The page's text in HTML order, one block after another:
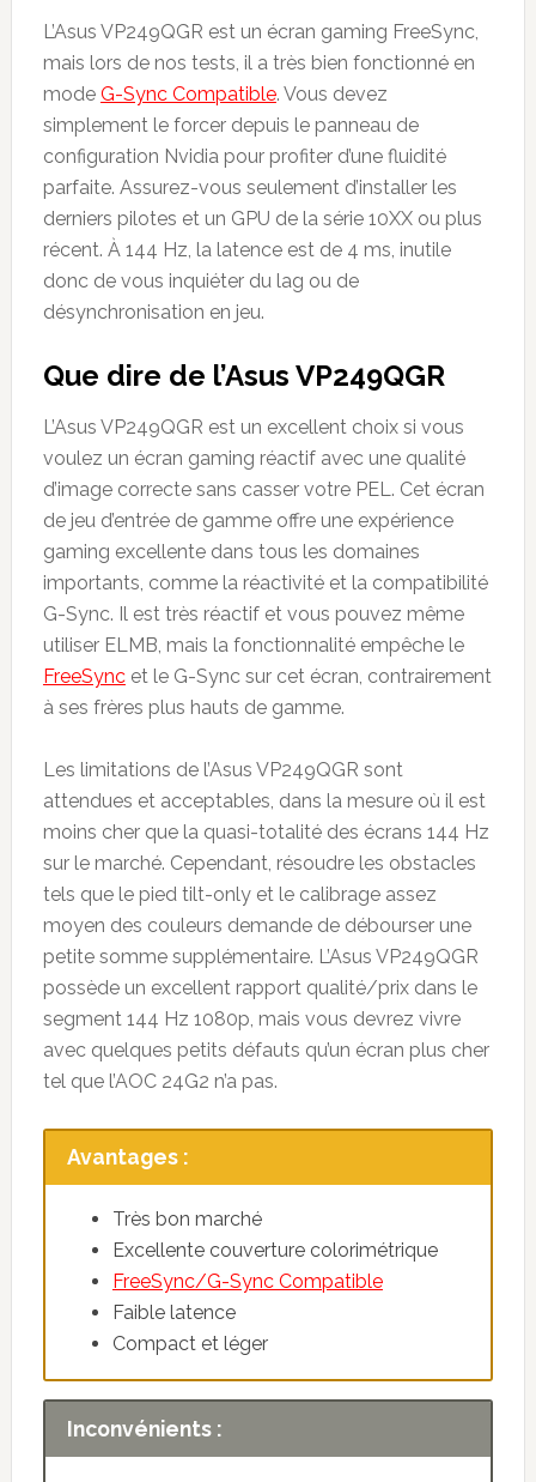
L’Asus VP249QGR est un écran gaming FreeSync,
mais lors de nos tests, il a très bien fonctionné en
mode G-Sync Compatible. Vous devez
simplement le forcer depuis le panneau de
configuration Nvidia pour profiter d’une fluidité
parfaite. Assurez-vous seulement d’installer les
derniers pilotes et un GPU de la série 10XX ou plus
récent. À 144 Hz, la latence est de 4 ms, inutile
donc de vous inquiéter du lag ou de
désynchronisation en jeu.
Que dire de l’Asus VP249QGR
L’Asus VP249QGR est un excellent choix si vous
voulez un écran gaming réactif avec une qualité
d’image correcte sans casser votre PEL. Cet écran
de jeu d’entrée de gamme offre une expérience
gaming excellente dans tous les domaines
importants, comme la réactivité et la compatibilité
G-Sync. Il est très réactif et vous pouvez même
utiliser ELMB, mais la fonctionnalité empêche le
FreeSyncet le G-Sync sur cet écran, contrairement
à ses frères plus hauts de gamme.
Les limitations de l’Asus VP249QGR sont
attendues et acceptables, dans la mesure où il est
moins cher que la quasi-totalité des écrans 144 Hz
sur le marché. Cependant, résoudre les obstacles
tels que le pied tilt-only et le calibrage assez
moyen des couleurs demande de débourser une
petite somme supplémentaire. L’Asus VP249QGR
possède un excellent rapport qualité/prix dans le
segment 144 Hz 1080p, mais vous devrez vivre
avec quelques petits défauts qu’un écran plus cher
tel que l’AOC 24G2 n’a pas.
Avantages :
Très bon marché
Excellente couverture colorimétrique
FreeSync/G-Sync Compatible
Faible latence
Compact et léger
Inconvénients :